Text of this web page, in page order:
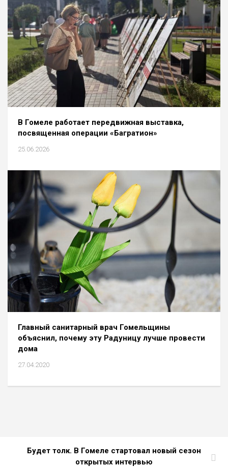
В Гомеле работает передвижная выставка,
посвященная операции «Багратион»
25.06.2026
Главный санитарный врач Гомельщины
объяснил, почему эту Радуницу лучше провести
дома
27.04.2020
Будет толк. В Гомеле стартовал новый сезон
открытых интервью